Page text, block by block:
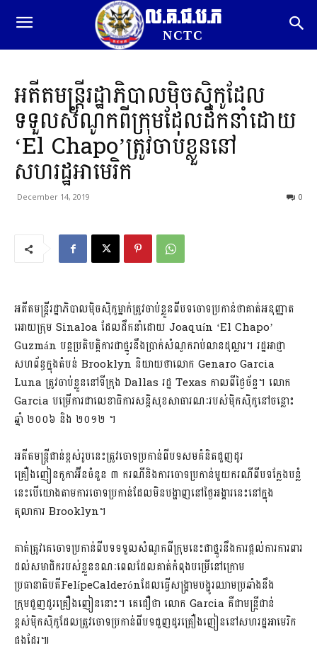
ល.គ.ជ.ប.ភ
NCTC
អតីតមន្រ្តីរដ្ឋាភិបាលម៉ិចស៊ិកូដែល
ទទួលសំណូកពីក្រុមដែលដឹកនាំដោយ
‘El Chapo’ត្រូវចាប់ខ្លួននៅ
សហរដ្ឋអាមេរិក
December 14, 2019 0
អតីតមន្រ្តីរដ្ឋាភិបាលម៉ិចស៊ិកូម្នាក់ត្រូវចាប់ខ្លួនពីបទចោទប្រកាន់ថាគាត់អនុញ្ញាត
អោយក្រុម Sinaloa ដែលដឹកនាំដោយ Joaquín ‘El Chapo’
Guzmán បន្តប្រតិបត្តិការជាថ្នូរនឹងប្រាក់សំណូករាប់លានដុល្លារ។ រដ្ឋអាជ្ញា
សហព័ន្ធក្នុងតំបន់ Brooklyn និយាយថាលោក Genaro Garcia
Luna ត្រូវចាប់ខ្លួននៅទីក្រុង Dallas រដ្ឋ Texas កាលពីថ្ងៃច័ន្ទ។ លោក
Garcia បម្រើការជាលេខាធិការសន្តិសុខសាធារណៈរបស់ម៉ិកស៊ិកូនៅចន្លោះ
ឆ្នាំ ២០០៦ និង ២០១២ ។
អតីតមន្ត្រីជាន់ខ្ពស់រូបនេះត្រូវចោទប្រកាន់ពីបទសមគំនិតជួញដូរ
គ្រឿងញៀនកូកាអ៊ីនចំនួន ៣ ករណីនិងការចោទប្រកាន់មួយករណីពីបទក្លែងបន្លំ
នេះបើយោងតាមការចោទប្រកាន់ដែលមិនបង្ហាញនៅថ្ងៃអង្គារនេះនៅក្នុង
តុលាការ Brooklyn។
គាត់ត្រូវគេចោទប្រកាន់ពីបទទទួលសំណូកពីក្រុមនេះជាថ្នូរនឹងការផ្តល់ការការពារ
ដល់សមាជិករបស់ខ្លួនខណៈពេលដែលគាត់កំពុងបម្រើនៅក្រោម
ប្រធានាធិបតីFelípeCalderónដែលធ្វើសង្គ្រាមបង្ហូរឈាមប្រឆាំងនឹង
ក្រុមជួញដូរគ្រឿងញៀននោះ។ គេជឿថា លោក Garcia គឺជាមន្រ្តីជាន់
ខ្ពស់ម៉ិកស៊ិកូដែលត្រូវចោទប្រកាន់ពីបទជួញដូរគ្រឿងញៀននៅសហរដ្ឋអាមេរិក
ផងដែរ៕